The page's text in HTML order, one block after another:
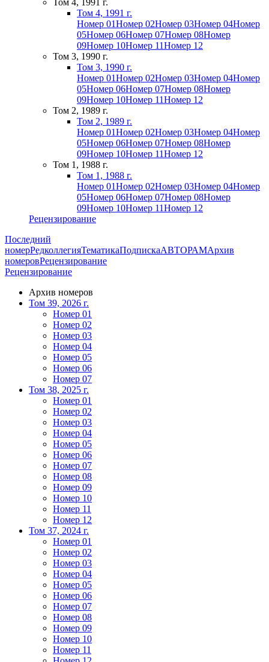
Том 4, 1991 г.
Том 4, 1991 г.
Номер 01Номер 02Номер 03Номер 04Номер
05Номер 06Номер 07Номер 08Номер
09Номер 10Номер 11Номер 12
Том 3, 1990 г.
Том 3, 1990 г.
Номер 01Номер 02Номер 03Номер 04Номер
05Номер 06Номер 07Номер 08Номер
09Номер 10Номер 11Номер 12
Том 2, 1989 г.
Том 2, 1989 г.
Номер 01Номер 02Номер 03Номер 04Номер
05Номер 06Номер 07Номер 08Номер
09Номер 10Номер 11Номер 12
Том 1, 1988 г.
Том 1, 1988 г.
Номер 01Номер 02Номер 03Номер 04Номер
05Номер 06Номер 07Номер 08Номер
09Номер 10Номер 11Номер 12
Рецензирование
Последний
номерРедколлегияТематикаПодпискаАВТОРАМАрхив
номеровРецензирование
Рецензирование
Архив номеров
Том 39, 2026 г.
Номер 01
Номер 02
Номер 03
Номер 04
Номер 05
Номер 06
Номер 07
Том 38, 2025 г.
Номер 01
Номер 02
Номер 03
Номер 04
Номер 05
Номер 06
Номер 07
Номер 08
Номер 09
Номер 10
Номер 11
Номер 12
Том 37, 2024 г.
Номер 01
Номер 02
Номер 03
Номер 04
Номер 05
Номер 06
Номер 07
Номер 08
Номер 09
Номер 10
Номер 11